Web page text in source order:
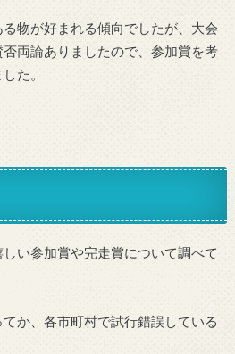
物が好まれる傾向でしたが、大会
両論ありましたので、参加賞を考
た。
い参加賞や完走賞について調べて
か、各市町村で試行錯誤している